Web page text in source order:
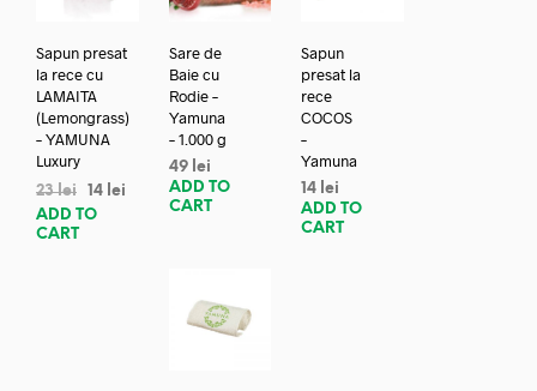
Sapun presat
la rece cu
LAMAITA
(Lemongrass)
– YAMUNA
Luxury
23lei 14 lei
ADD TO
CART
Sare de
Baie cu
Rodie –
Yamuna
– 1.000 g
49 lei
ADD TO
CART
Sapun
presat la
rece
COCOS
–
Yamuna
14 lei
ADD TO
CART